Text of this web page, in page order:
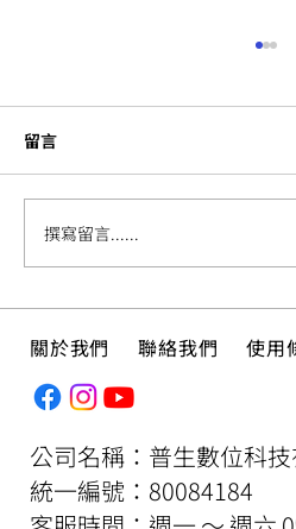
留言
撰寫留言......
關於我們 聯絡我們 使用
公司名稱：普生數位科
​統一編號：80084184